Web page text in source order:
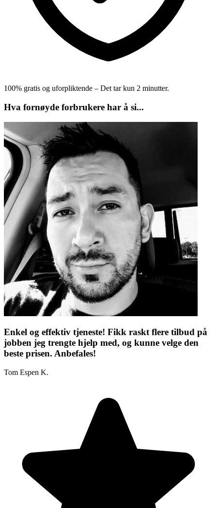
100% gratis og uforpliktende – Det tar kun 2 minutter.
Hva fornøyde forbrukere har å si...
Enkel og effektiv tjeneste! Fikk raskt flere tilbud på
jobben jeg trengte hjelp med, og kunne velge den
beste prisen. Anbefales!
Tom Espen K.